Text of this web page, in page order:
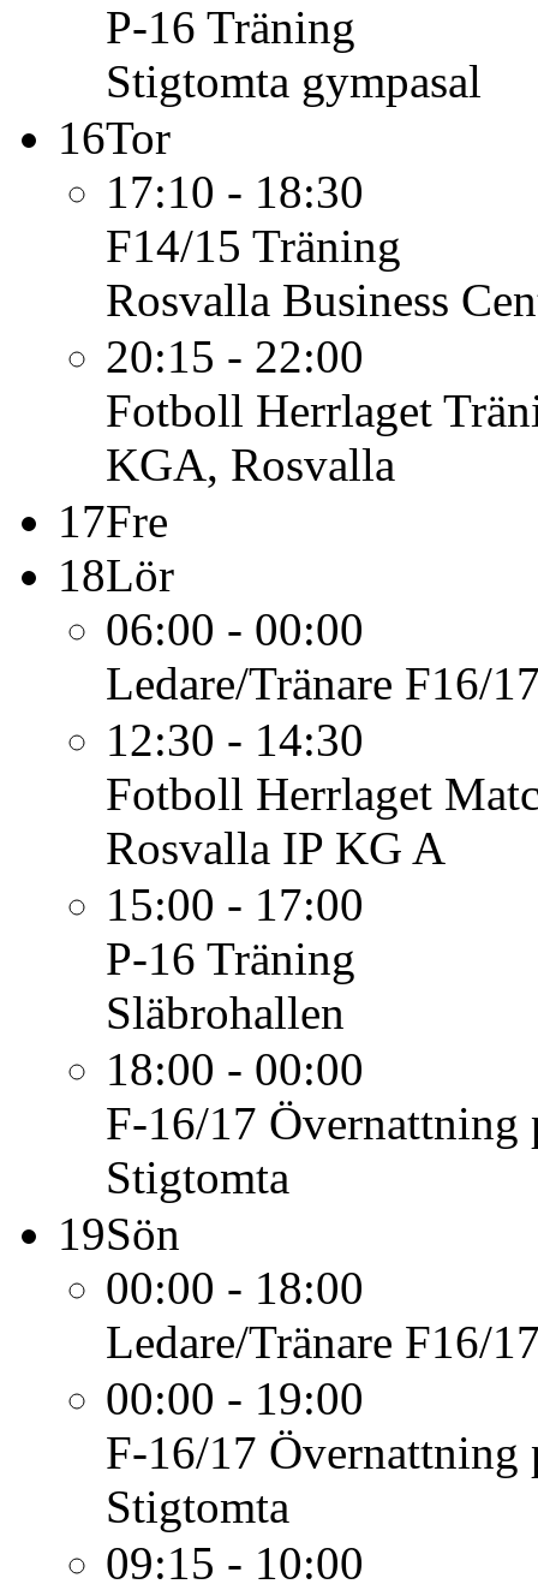
P-16 Träning
Stigtomta gympasal
16Tor
17:10 - 18:30
F14/15 Träning
Rosvalla Business
20:15 - 22:00
Fotboll Herrlaget
KGA, Rosvalla
17Fre
18Lör
06:00 - 00:00
Ledare/Tränare F16/
12:30 - 14:30
Fotboll Herrlaget
Rosvalla IP KG A
15:00 - 17:00
P-16 Träning
Släbrohallen
18:00 - 00:00
F-16/17 Övernattning
Stigtomta
19Sön
00:00 - 18:00
Ledare/Tränare F16/
00:00 - 19:00
F-16/17 Övernattning
Stigtomta
09:15 - 10:00